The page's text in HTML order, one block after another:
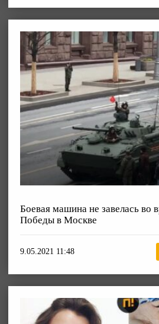
Боевая машина не завелась во
Победы в Москве
9.05.2021 11:48